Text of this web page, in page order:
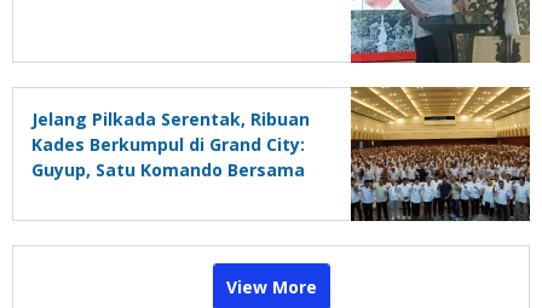
Jelang Pilkada Serentak, Ribuan
Kades Berkumpul di Grand City:
Guyup, Satu Komando Bersama
View More